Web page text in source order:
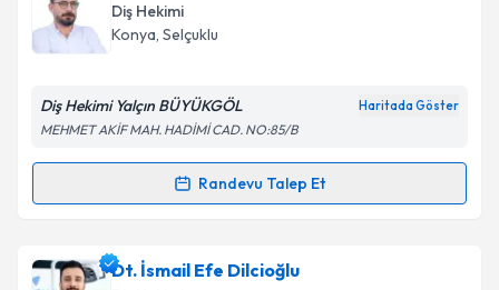
E-posta Adresiniz
Kişisel verilerimin işlenmesine ilişkin
Metni'ni okudum ve kişisel verilerimin belirtilen
kapsamda işlenmesini kabul ediyorum.
Diş Hekimi
Konya, Selçuklu
Diş Hekimi Yalçın BÜYÜKGÖL Haritada Göster
MEHMET AKİF MAH. HADİMİ CAD. NO:85/B
Randevu Talep Et
Randevu Takvimi Talebi
Dt. Yalçın Büyükgöliçin randevu takvimi talebi
Dt. İsmail Efe Dilcioğlu